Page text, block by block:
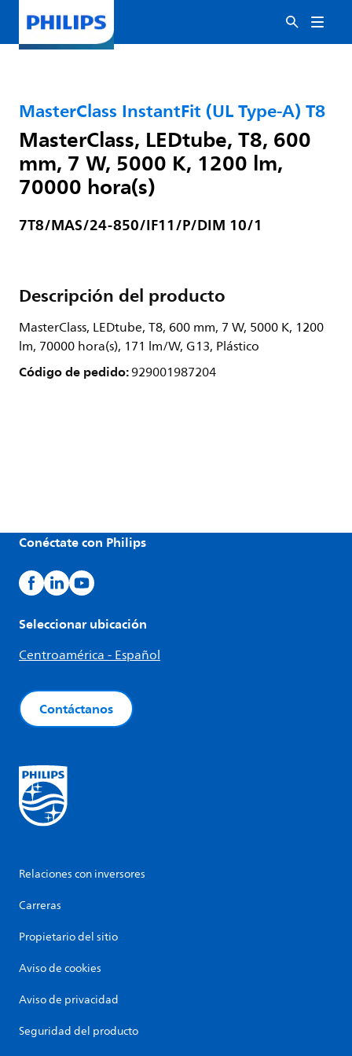
MasterClass InstantFit (UL Type-A) T8
MasterClass, LEDtube, T8, 600
mm, 7 W, 5000 K, 1200 lm,
70000 hora(s)
7T8/MAS/24-850/IF11/P/DIM 10/1
Descripción del producto
MasterClass, LEDtube, T8, 600 mm, 7 W, 5000 K, 1200
lm, 70000 hora(s), 171 lm/W, G13, Plástico
Código de pedido:929001987204
Conéctate con Philips
Seleccionar ubicación
Centroamérica - Español
Contáctanos
Relaciones con inversores
Carreras
Propietario del sitio
Aviso de cookies
Aviso de privacidad
Seguridad del producto